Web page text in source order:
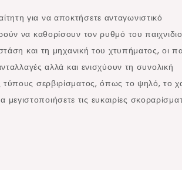
Εκτέλεση,
Στρατηγική,
Επιρροή
για να αποκτήσετε ανταγωνιστικό
να καθορίσουν τον ρυθμό του
και τη μηχανική του χτυπήματος, οι
αλλά και ενισχύουν τη συνολική
σερβιρίσματος, όπως το ψηλό, το
μεγιστοποιήσετε τις ευκαιρίες